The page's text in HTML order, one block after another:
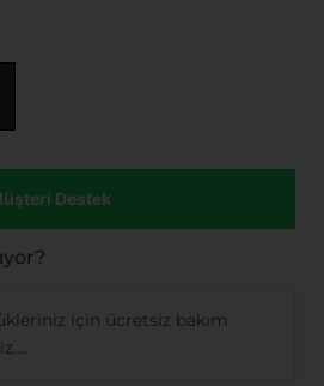
Destek
için ücretsiz bakım